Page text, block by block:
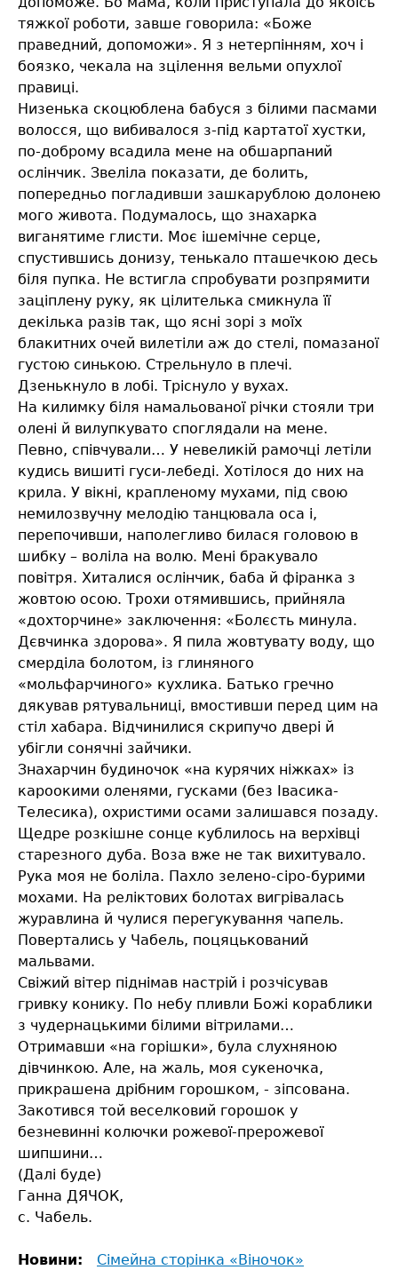
тяжкої роботи, завше говорила: «Боже
праведний, допоможи». Я з нетерпінням, хоч і
боязко, чекала на зцілення вельми опухлої
правиці.
Низенька скоцюблена бабуся з білими пасмами
волосся, що вибивалося з-під картатої хустки,
по-доброму всадила мене на обшарпаний
ослінчик. Звеліла показати, де болить,
попередньо погладивши зашкарублою долонею
мого живота. Подумалось, що знахарка
виганятиме глисти. Моє ішемічне серце,
спустившись донизу, тенькало пташечкою десь
біля пупка. Не встигла спробувати розпрямити
заціплену руку, як цілителька смикнула її
декілька разів так, що ясні зорі з моїх
блакитних очей вилетіли аж до стелі, помазаної
густою синькою. Стрельнуло в плечі.
Дзенькнуло в лобі. Тріснуло у вухах.
На килимку біля намальованої річки стояли три
олені й вилупкувато споглядали на мене.
Певно, співчували… У невеликій рамочці летіли
кудись вишиті гуси-лебеді. Хотілося до них на
крила. У вікні, крапленому мухами, під свою
немилозвучну мелодію танцювала оса і,
перепочивши, наполегливо билася головою в
шибку – воліла на волю. Мені бракувало
повітря. Хиталися ослінчик, баба й фіранка з
жовтою осою. Трохи отямившись, прийняла
«дохторчине» заключення: «Болєсть минула.
Дєвчинка здорова». Я пила жовтувату воду, що
смерділа болотом, із глиняного
«мольфарчиного» кухлика. Батько гречно
дякував рятувальниці, вмостивши перед цим на
стіл хабара. Відчинилися скрипучо двері й
убігли сонячні зайчики.
Знахарчин будиночок «на курячих ніжках» із
кароокими оленями, гусками (без Івасика-
Телесика), охристими осами залишався позаду.
Щедре розкішне сонце кублилось на верхівці
старезного дуба. Воза вже не так вихитувало.
Рука моя не боліла. Пахло зелено-сіро-бурими
мохами. На реліктових болотах вигрівалась
журавлина й чулися перегукування чапель.
Повертались у Чабель, поцяцькований
мальвами.
Свіжий вітер піднімав настрій і розчісував
гривку конику. По небу пливли Божі кораблики
з чудернацькими білими вітрилами…
Отримавши «на горішки», була слухняною
дівчинкою. Але, на жаль, моя сукеночка,
прикрашена дрібним горошком, - зіпсована.
Закотився той веселковий горошок у
безневинні колючки рожевої-прерожевої
шипшини…
(Далі буде)
Ганна ДЯЧОК,
с. Чабель.
Новини: Сімейна сторінка «Віночок»